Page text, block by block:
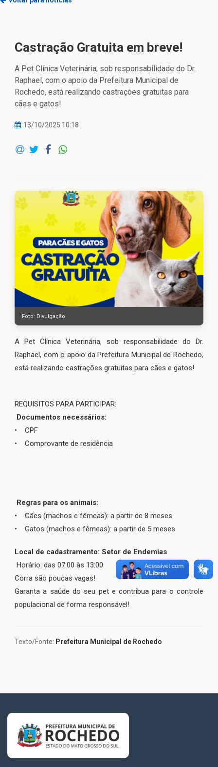
Castração Gratuita em breve!
A Pet Clínica Veterinária, sob responsabilidade do Dr.
Raphael, com o apoio da Prefeitura Municipal de
Rochedo, está realizando castrações gratuitas para
cães e gatos!
13/10/2025 10:18
Foto: Divulgação
A Pet Clínica Veterinária, sob responsabilidade do Dr.
Raphael, com o apoio da Prefeitura Municipal de Rochedo,
está realizando castrações gratuitas para cães e gatos!
REQUISITOS PARA PARTICIPAR:
Documentos necessários:
• CPF
• Comprovante de residência
Regras para os animais:
• Cães (machos e fêmeas): a partir de 8 meses
• Gatos (machos e fêmeas): a partir de 5 meses
Local de cadastramento: Setor de Endemias
Horário: das 07:00 às 13:00
Corra são poucas vagas!
Garanta a saúde do seu pet e contribua para o controle
populacional de forma responsável!
Texto/Fonte: Prefeitura Municipal de Rochedo